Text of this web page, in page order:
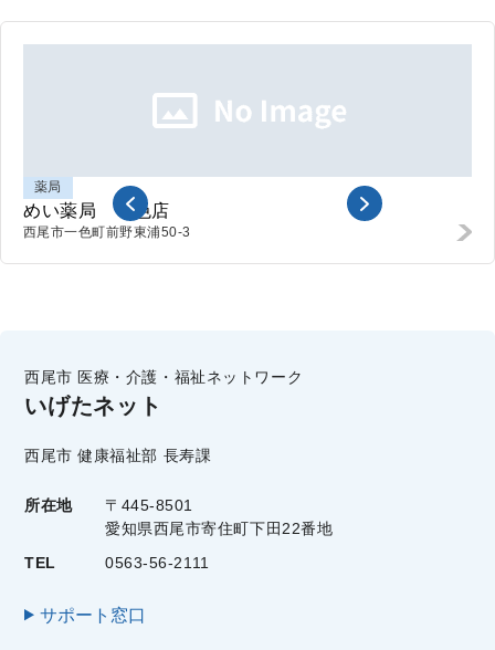
薬局
めい薬局 一色店
西尾市一色町前野東浦50-3
西尾市 医療・介護・福祉ネットワーク
いげたネット
西尾市 健康福祉部 長寿課
所在地
〒445-8501
愛知県西尾市寄住町下田22番地
TEL
0563-56-2111
サポート窓口